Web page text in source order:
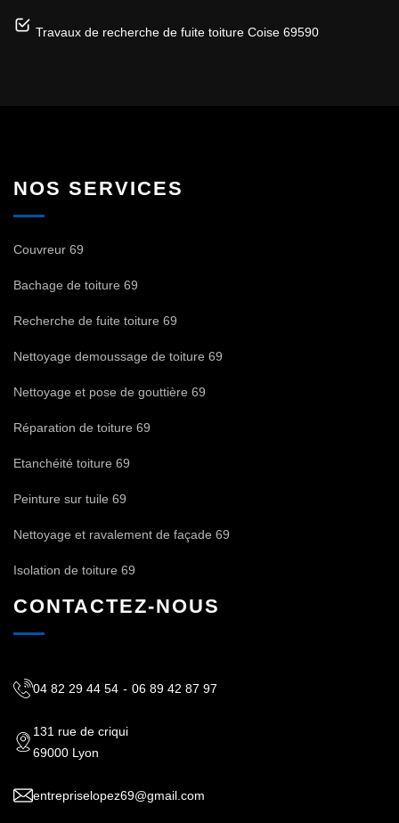
Travaux de recherche de fuite toiture Coise 69590
NOS SERVICES
Couvreur 69
Bachage de toiture 69
Recherche de fuite toiture 69
Nettoyage demoussage de toiture 69
Nettoyage et pose de gouttière 69
Réparation de toiture 69
Etanchéité toiture 69
Peinture sur tuile 69
Nettoyage et ravalement de façade 69
Isolation de toiture 69
CONTACTEZ-NOUS
04 82 29 44 54 - 06 89 42 87 97
131 rue de criqui
69000 Lyon
entrepriselopez69@gmail.com